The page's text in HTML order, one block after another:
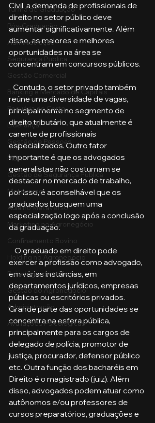
Turma de Graduação
Pós-Graduação
Administração
Segurança Publica
Gestão Comercial
Banking e Mercado de Capitais
Pecuária de Corte
Liderança
Gestão de Pessoas
MBA
Gestão de Segurança Publica
Metaverso
Aula no Metaverso
Marketing no Agronegócio
Confinamento Bovino
Holding no Agronegócio
Psicologia de tráfego
Gestão do Agronegócio
Administração
Avaliações Psicológicas
Civil, a demanda de profissionais de
direito no setor público deve
aumentar significativamente. Além
disso, as maiores e melhores
oportunidades na área se
concentram em concursos públicos.
   Contudo, o setor privado também
reúne uma diversidade de vagas,
principalmente no segmento de
direito tributário, que atualmente é
carente de profissionais
especializados. Outro fator
importante é que os advogados
generalistas não costumam se
destacar no mercado de trabalho,
por isso, é aconselhável que os
graduados busquem uma
especialização logo após a conclusão
da graduação.
exercer a profissão como advogado,
em várias instâncias, em
departamentos jurídicos, empresas
públicas ou escritórios privados.
Grande parte das oportunidades se
concentra na esfera pública,
principalmente para os cargos de
delegado de polícia, promotor de
justiça, procurador, defensor público
etc. Outra função dos bacharéis em
Direito é o magistrado (juiz). Além
disso, advogados podem atuar como
autônomos e/ou professores de
cursos preparatórios, graduações e